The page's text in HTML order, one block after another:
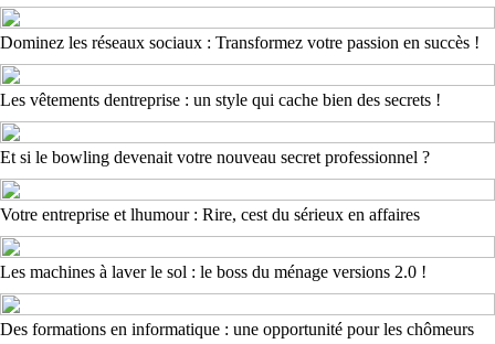
Dominez les réseaux sociaux : Transformez votre passion en succès !
Les vêtements dentreprise : un style qui cache bien des secrets !
Et si le bowling devenait votre nouveau secret professionnel ?
Votre entreprise et lhumour : Rire, cest du sérieux en affaires
Les machines à laver le sol : le boss du ménage versions 2.0 !
Des formations en informatique : une opportunité pour les chômeurs